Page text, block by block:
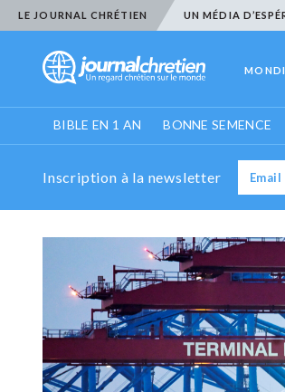
LE JOURNAL CHRÉTIEN UN MÉDIA
BIBLE EN 1 AN BONNE SEMENCE
Inscription à la newsletter